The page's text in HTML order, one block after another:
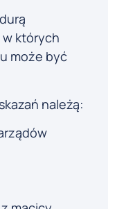
których
może być
należą: